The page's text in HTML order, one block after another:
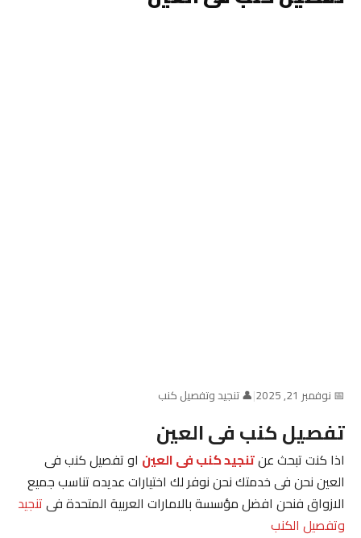
📅 نوفمبر 21, 2025 |👤 تنجيد وتفصيل كنب
تفصيل كنب فى العين
اذا كنت تبحث عنتنجيد كنب فى العيناو تفصيل كنب فى
العين نحن فى خدمتك نحن نوفر لك اختيارات عديده تناسب جميع
الازواق فنحن افضل مؤسسة بالامارات العربية المتحدة فىتنجيد
وتفصيل الكنب